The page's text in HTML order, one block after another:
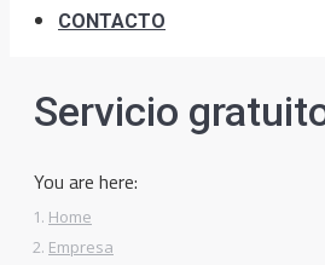
CONTACTO
Servicio
You are here:
Home
Empresa